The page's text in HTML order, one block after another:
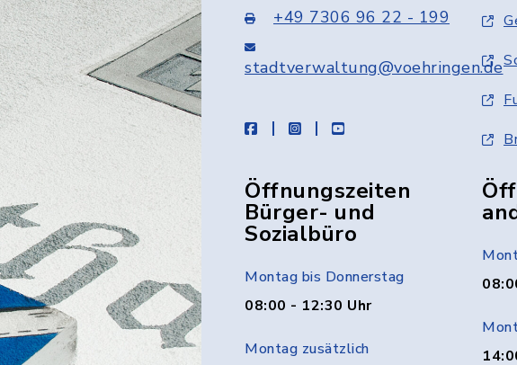
+49 7306 96 22 - 199
stadtverwaltung@voehringen.de
facebookinstagramyoutube
Öffnungszeiten
Bürger- und
Sozialbüro
Montag bis Donnerstag
08:00 - 12:30 Uhr
Montag zusätzlich